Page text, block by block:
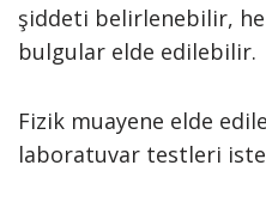
şiddeti belirlenebilir,
bulgular elde edilebilir.
Fizik muayene elde
laboratuvar testleri